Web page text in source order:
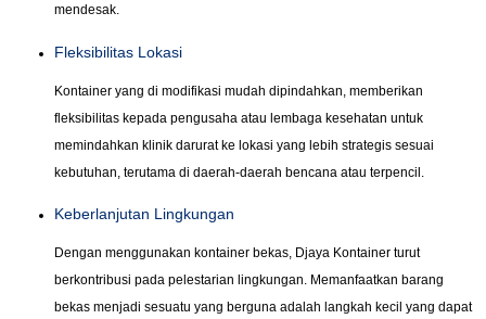
mendesak.
Fleksibilitas Lokasi
Kontainer yang di modifikasi mudah dipindahkan, memberikan
fleksibilitas kepada pengusaha atau lembaga kesehatan untuk
memindahkan klinik darurat ke lokasi yang lebih strategis sesuai
kebutuhan, terutama di daerah-daerah bencana atau terpencil.
Keberlanjutan Lingkungan
Dengan menggunakan kontainer bekas, Djaya Kontainer turut
berkontribusi pada pelestarian lingkungan. Memanfaatkan barang
bekas menjadi sesuatu yang berguna adalah langkah kecil yang dapat